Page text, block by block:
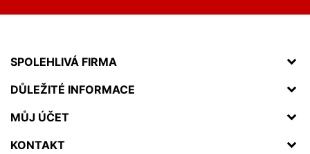
SPOLEHLIVÁ FIRMA
DŮLEŽITÉ INFORMACE
MŮJ ÚČET
KONTAKT